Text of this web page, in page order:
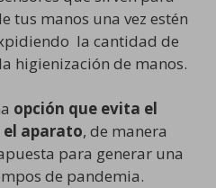
tus manos una vez estén
la cantidad de
higienización de manos.
opción que evita el
aparato, de manera
para generar una
de pandemia.